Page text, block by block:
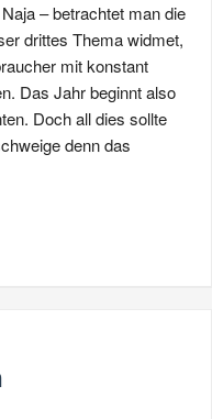
– betrachtet man die
drittes Thema widmet,
mit konstant
Das Jahr beginnt also
Doch all dies sollte
denn das